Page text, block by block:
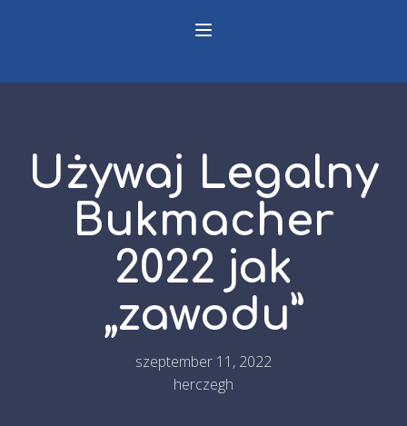
Używaj Legalny
Bukmacher
2022 jak
„zawodu”
szeptember 11, 2022
herczegh